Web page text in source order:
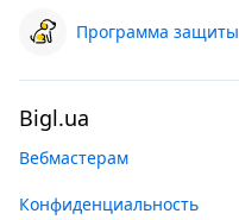
Программа защиты
Bigl.ua
Вебмастерам
Конфиденциальность